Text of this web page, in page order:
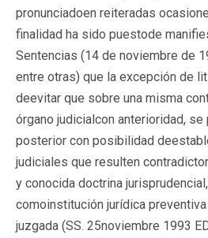
pronunciadoen reiteradas
finalidad ha sido puestode
Sentencias (14 de noviembre de
entre otras) que la excepción de
deevitar que sobre una misma
órgano judicialcon anterioridad,
posterior con posibilidad
judiciales que resulten
y conocida doctrina
comoinstitución jurídica
juzgada (SS. 25noviembre 1993